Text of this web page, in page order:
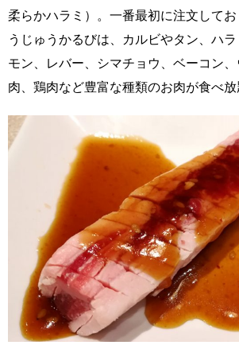
柔らかハラミ）。一番最初に注文して
うじゅうかるびは、カルビやタン、ハ
モン、レバー、シマチョウ、ベーコン
肉、鶏肉など豊富な種類のお肉が食べ放